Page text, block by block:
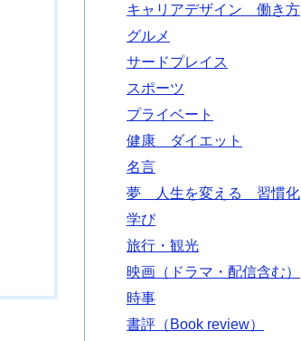
キャリアデザイン 働き方
グルメ
サードプレイス
スポーツ
プライベート
健康 ダイエット
名言
夢 人生を変える 習慣化
学び
旅行・観光
映画（ドラマ・配信含む）
時事
書評（Book review）